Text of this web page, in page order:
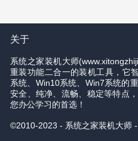
关于
系统之家装机大师
重装功能二合一的装机工具，它
系统、Win10系统、Win7系统的
安全、纯净、流畅、稳定等特点
您办公学习的首选！
©2010-2023 - 系统之家装机大师 -